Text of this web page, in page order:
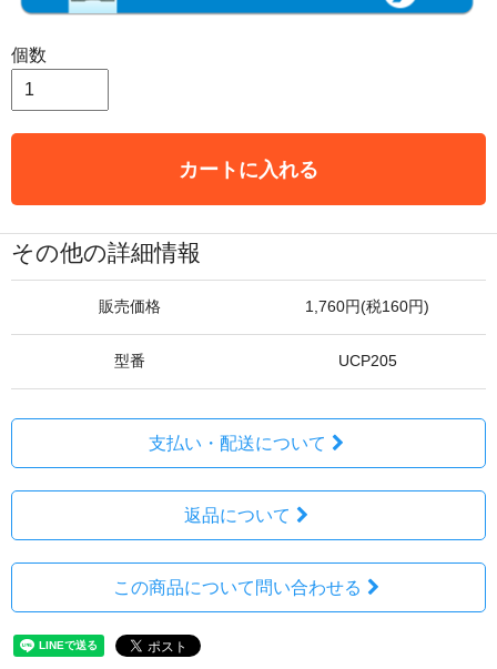
個数
カートに入れる
その他の詳細情報
販売価格 1,760円(税160円)
型番 UCP205
支払い・配送について
返品について
この商品について問い合わせる